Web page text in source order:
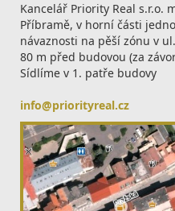
Kancelář Priority Real s.r.o.
Příbramě, v horní části
návaznosti na pěší zónu v
80 m před budovou (za
Sídlíme v 1. patře budovy
info@priorityreal.cz